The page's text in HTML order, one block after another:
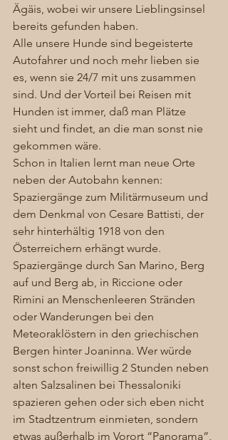
Ägäis, wobei wir unsere Lieblingsinsel
bereits gefunden haben.
Alle unsere Hunde sind begeisterte
Autofahrer und noch mehr lieben sie
es, wenn sie 24/7 mit uns zusammen
sind. Und der Vorteil bei Reisen mit
Hunden ist immer, daß man Plätze
sieht und findet, an die man sonst nie
gekommen wäre.
Schon in Italien lernt man neue Orte
neben der Autobahn kennen:
Spaziergänge zum Militärmuseum und
dem Denkmal von Cesare Battisti, der
sehr hinterhältig 1918 von den
Österreichern erhängt wurde.
Spaziergänge durch San Marino, Berg
auf und Berg ab, in Riccione oder
Rimini an Menschenleeren Stränden
oder Wanderungen bei den
Meteoraklöstern in den griechischen
Bergen hinter Joaninna. Wer würde
sonst schon freiwillig 2 Stunden neben
alten Salzsalinen bei Thessaloniki
spazieren gehen oder sich eben nicht
im Stadtzentrum einmieten, sondern
etwas außerhalb im Vorort “Panorama”,